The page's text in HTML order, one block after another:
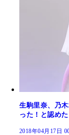
生駒里奈、乃
った！と認めた
2018年04月17日